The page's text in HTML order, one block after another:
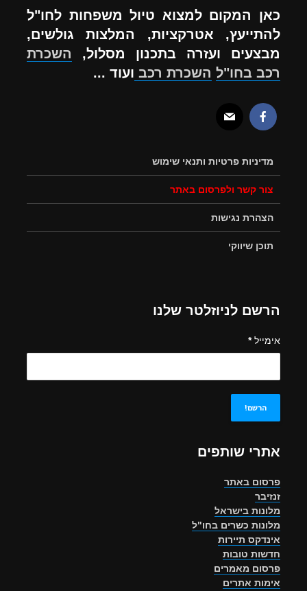
כאן המקום למצוא טיול משפחות לחו"ל
להתייעץ, אטרקציות, המלצות גולשים,
מבצעים ועזרה בתכנון מסלול, השכרת
רכב בחו"ל השכרת רכב ועוד ...
מדיניות פרטיות ותנאי שימוש
צור קשר ולפרסום באתר
הצהרת נגישות
תוכן שיווקי
הרשם לניוזלטר שלנו
אימייל*
אתרי שותפים
פרסום באתר
זנזיבר
מלונות בישראל
מלונות כשרים בחו"ל
אינדקס תיירות
חדשות טובות
פרסום מאמרים
אימות אתרים